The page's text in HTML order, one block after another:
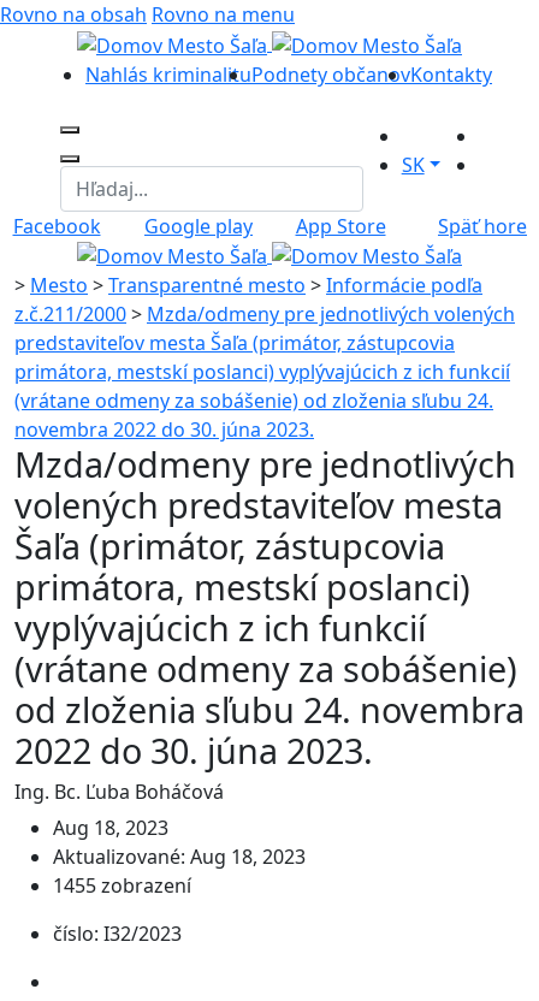
Rovno na obsah Rovno na menu
Nahlás kriminalituPodnety občanovKontakty
SK
Facebook Google play App Store Späť hore
> Mesto >Transparentné mesto >Informácie podľa
z.č.211/2000> Mzda/odmeny pre jednotlivých volených
predstaviteľov mesta Šaľa (primátor, zástupcovia
primátora, mestskí poslanci) vyplývajúcich z ich funkcií
(vrátane odmeny za sobášenie) od zloženia sľubu 24.
novembra 2022 do 30. júna 2023.
Mzda/odmeny pre jednotlivých
volených predstaviteľov mesta
Šaľa (primátor, zástupcovia
primátora, mestskí poslanci)
vyplývajúcich z ich funkcií
(vrátane odmeny za sobášenie)
od zloženia sľubu 24. novembra
2022 do 30. júna 2023.
Ing. Bc. Ľuba Boháčová
Aug 18, 2023
Aktualizované: Aug 18, 2023
1455 zobrazení
číslo: I32/2023